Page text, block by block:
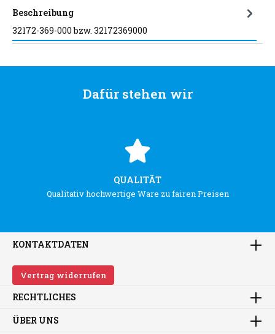
Beschreibung
32172-369-000 bzw. 32172369000
Dafür stehen wir
QUALITÄT
Qualitativ hochwertige Ware zu fairen Preisen
KONTAKTDATEN
Vertrag widerrufen
RECHTLICHES
ÜBER UNS